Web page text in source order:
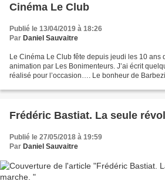
Cinéma Le Club
Publié le 13/04/2019 à 18:26
Par Daniel Sauvaitre
Le Cinéma Le Club fête depuis jeudi les 10 ans
animation par Les Bonimenteurs. J’ai écrit
réalisé pour l’occasion…. Le bonheur de
Frédéric Bastiat. La seule
Publié le 27/05/2018 à 19:59
Par Daniel Sauvaitre